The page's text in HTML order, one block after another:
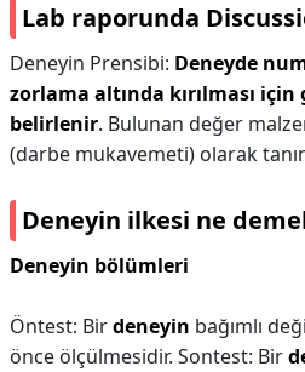
Lab raporunda
Deneyin Prensibi: Deneyde
zorlama altında kırılması
belirlenir. Bulunan değer
(darbe mukavemeti) olarak
Deneyin ilkesi ne
Deneyin bölümleri
Öntest: Birdeneyin bağımlı
önce ölçülmesidir. Sontest: Bir